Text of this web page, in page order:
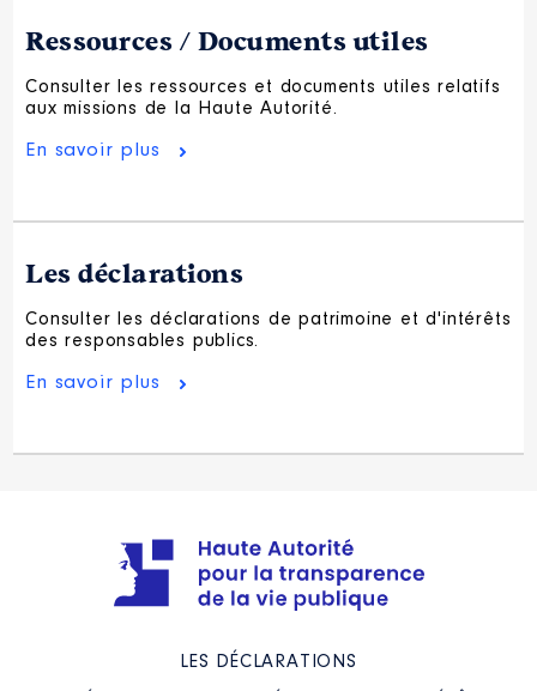
Ressources / Documents utiles
Consulter les ressources et documents utiles relatifs
aux missions de la Haute Autorité.
En savoir plus
Les déclarations
Consulter les déclarations de patrimoine et d'intérêts
des responsables publics.
En savoir plus
LES DÉCLARATIONS